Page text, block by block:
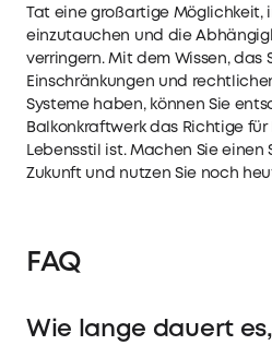
Tat eine großartige Möglichkeit,
einzutauchen und die
verringern. Mit dem Wissen, das
Einschränkungen und
Systeme haben, können Sie
Balkonkraftwerk das Richtige für
Lebensstil ist. Machen Sie
Zukunft und nutzen Sie noch
FAQ
Wie lange dauert